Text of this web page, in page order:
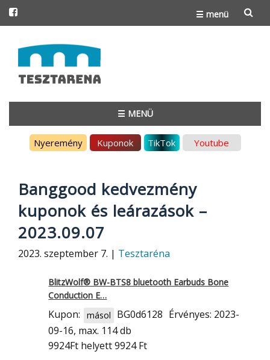
☰ menü
to
content
☰ MENÜ
Nyeremény Kuponok TikTok Youtube
Banggood kedvezmény
kuponok és leárazások –
2023.09.07
2023. szeptember 7. | Tesztaréna
BlitzWolf® BW-BTS8 bluetooth Earbuds Bone
Conduction E…
Kupon: másol BG0d6128 Érvényes: 2023-
09-16, max. 114 db
9924Ft helyett 9924 Ft